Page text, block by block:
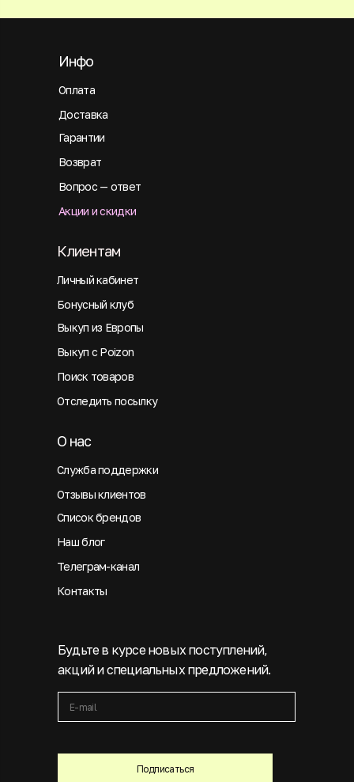
Оплата
Инфо
Подписаться
Будьте в курсе новых поступлений,
акций и специальных предложений.
Доставка
Гарантии
Возврат
Вопрос — ответ
Акции и скидки
Личный кабинет
Клиентам
Бонусный клуб
Выкуп из Европы
Выкуп с Poizon
Поиск товаров
Отследить посылку
Служба поддержки
О нас
Отзывы клиентов
Список брендов
Наш блог
Телеграм-канал
Контакты